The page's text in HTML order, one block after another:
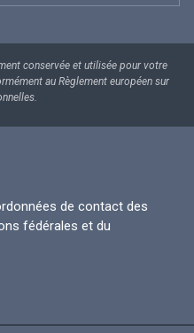
conservée et utilisée pour votre
au Règlement européen sur
de contact des
fédérales et du